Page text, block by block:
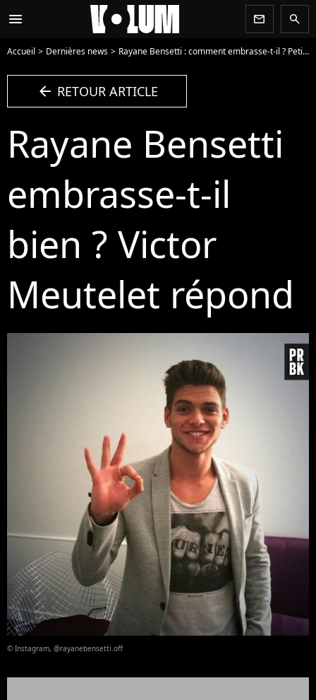
menu newsletter search
Accueil Dernières news Rayane Bensetti : comment embrasse-t-il ? Petite confession d'un acteur de Clem
arrow_left RETOUR ARTICLE
Rayane Bensetti
embrasse-t-il
bien ? Victor
Meutelet répond
© Instagram, @rayanebensetti.off